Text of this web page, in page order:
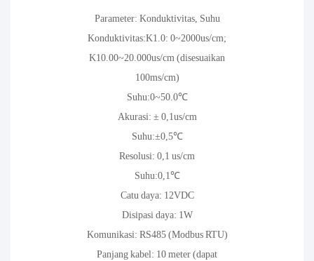
Parameter: Konduktivitas, Suhu
Konduktivitas:K1.0: 0~2000us/cm;
K10.00~20.000us/cm (disesuaikan
100ms/cm)
Suhu:0~50.0℃
Akurasi: ± 0,1us/cm
Suhu:±0,5℃
Resolusi: 0,1 us/cm
Suhu:0,1℃
Catu daya: 12VDC
Disipasi daya: 1W
Komunikasi: RS485 (Modbus RTU)
Panjang kabel: 10 meter (dapat